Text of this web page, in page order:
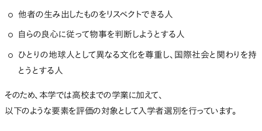
他者の生み出したものをリスペクトできる人
自らの良心に従って物事を判断しようとする人
ひとりの地球人として異なる文化を尊重し、国際社会と関わりを持
とうとする人
そのため、本学では高校までの学業に加えて、
以下のような要素を評価の対象として入学者選別を行っています。